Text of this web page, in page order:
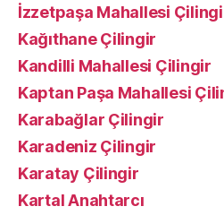
İzzetpaşa Mahallesi
Kağıthane Çilingir
Kandilli Mahallesi Çilingir
Kaptan Paşa Mahallesi
Karabağlar Çilingir
Karadeniz Çilingir
Karatay Çilingir
Kartal Anahtarcı